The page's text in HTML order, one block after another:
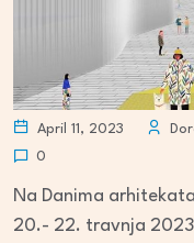
April 11, 2023
0
Na Danima
20.- 22. travnja